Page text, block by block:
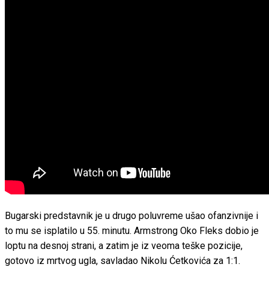
Bugarski predstavnik je u drugo poluvreme ušao ofanzivnije i
to mu se isplatilo u 55. minutu. Armstrong Oko Fleks dobio je
loptu na desnoj strani, a zatim je iz veoma teške pozicije,
gotovo iz mrtvog ugla, savladao Nikolu Ćetkovića za 1:1.